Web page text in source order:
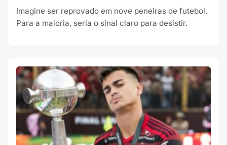
Imagine ser reprovado em nove peneiras de futebol.
Para a maioria, seria o sinal claro para desistir.